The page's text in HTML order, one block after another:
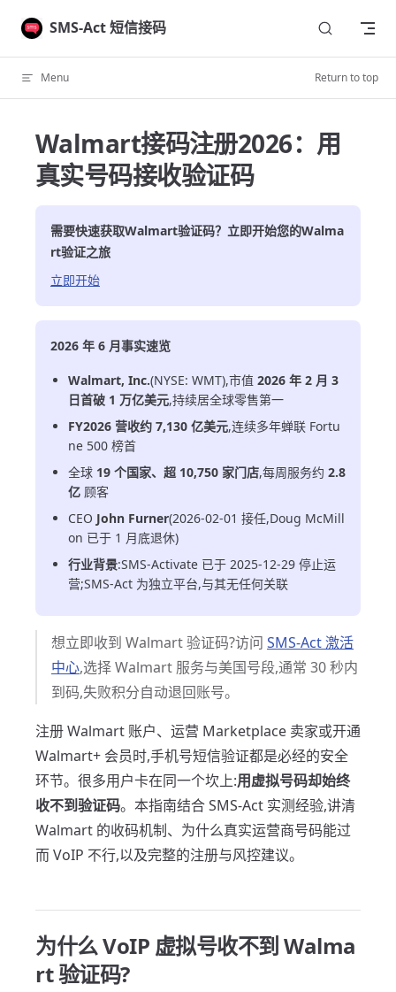
Skip to content
SMS-Act 短信接码
Menu Return to top
Walmart接码注册2026：用
真实号码接收验证码
需要快速获取Walmart验证码？立即开始您的Walma
rt验证之旅
立即开始
2026 年 6 月事实速览
Walmart, Inc.(NYSE: WMT),市值 2026 年 2 月 3
日首破 1 万亿美元,持续居全球零售第一
FY2026 营收约 7,130 亿美元,连续多年蝉联 Fortu
ne 500 榜首
全球 19 个国家、超 10,750 家门店,每周服务约 2.8
亿 顾客
CEO John Furner(2026-02-01 接任,Doug McMill
on 已于 1 月底退休)
行业背景:SMS-Activate 已于 2025-12-29 停止运
营;SMS-Act 为独立平台,与其无任何关联
想立即收到 Walmart 验证码?访问 SMS-Act 激活
中心,选择 Walmart 服务与美国号段,通常 30 秒内
到码,失败积分自动退回账号。
注册 Walmart 账户、运营 Marketplace 卖家或开通
Walmart+ 会员时,手机号短信验证都是必经的安全
环节。很多用户卡在同一个坎上:用虚拟号码却始终
收不到验证码。本指南结合 SMS-Act 实测经验,讲清
Walmart 的收码机制、为什么真实运营商号码能过
而 VoIP 不行,以及完整的注册与风控建议。
为什么 VoIP 虚拟号收不到 Walma
rt 验证码?